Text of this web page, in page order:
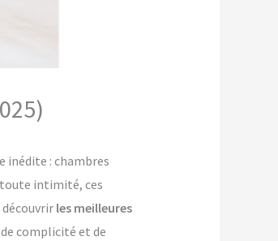
inédite : chambres
toute intimité, ces
les meilleures
complicité et de